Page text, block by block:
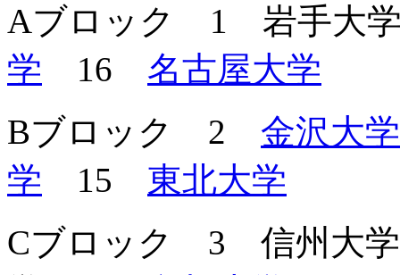
Aブロック 1 岩手
学 16 名古屋大学
Bブロック 2 金沢大学
学 15 東北大学
Cブロック 3 信州